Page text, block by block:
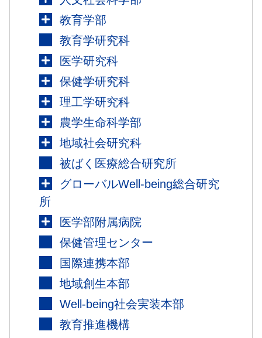
教育学部
教育学研究科
医学研究科
保健学研究科
理工学研究科
農学生命科学部
地域社会研究科
被ばく医療総合研究所
グローバルWell-being総合研究
所
医学部附属病院
保健管理センター
国際連携本部
地域創生本部
Well-being社会実装本部
教育推進機構